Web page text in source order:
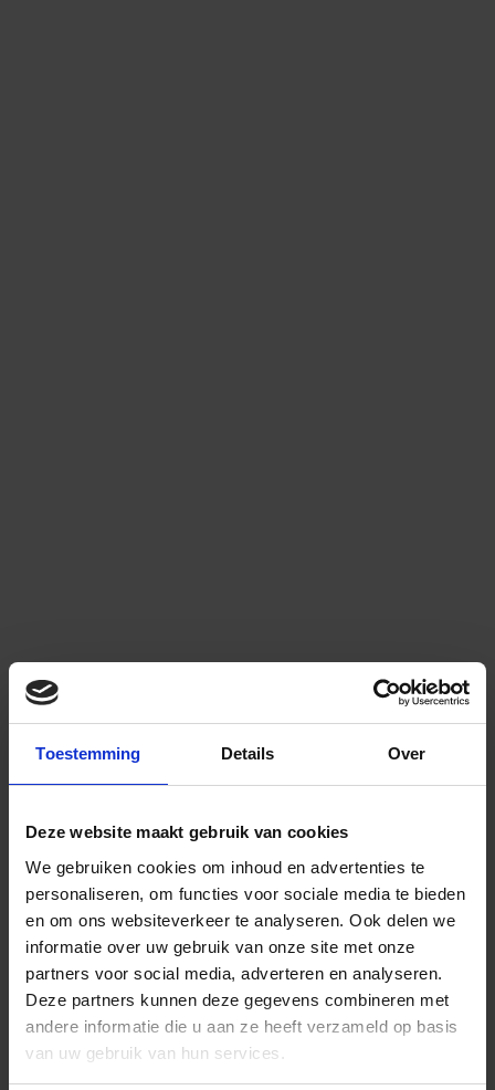
Toestemming Details Over
Deze website maakt gebruik van cookies
We gebruiken cookies om inhoud en advertenties te
personaliseren, om functies voor sociale media te bieden
en om ons websiteverkeer te analyseren. Ook delen we
informatie over uw gebruik van onze site met onze
partners voor social media, adverteren en analyseren.
Deze partners kunnen deze gegevens combineren met
andere informatie die u aan ze heeft verzameld op basis
van uw gebruik van hun services.